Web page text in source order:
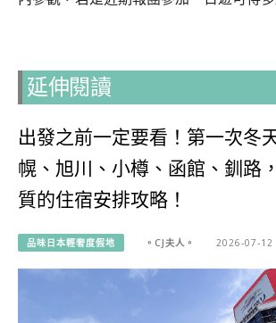
延伸閱讀
出發之前一定要看！第一次冬
幌、旭川、小樽、函館、釧路
質的住宿安排攻略！
品味日本輕奢度假地 。CJ夫人。 2026-07-12